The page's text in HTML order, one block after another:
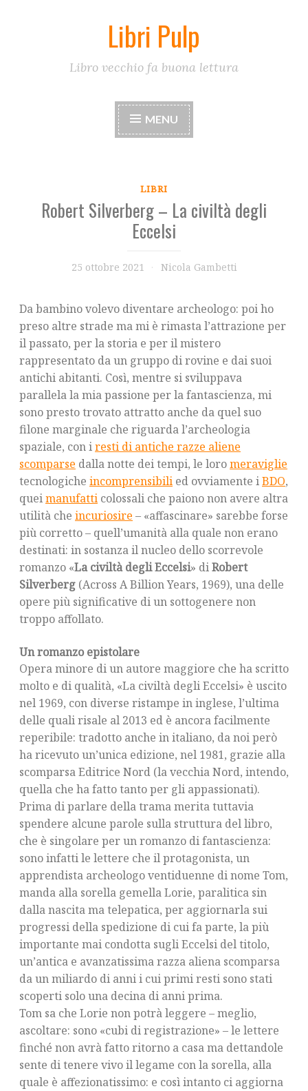
Libri Pulp
Libro vecchio fa buona lettura
MENU
LIBRI
Robert Silverberg – La civiltà degli
Eccelsi
25 ottobre 2021 Nicola Gambetti
Da bambino volevo diventare archeologo: poi ho
preso altre strade ma mi è rimasta l’attrazione per
il passato, per la storia e per il mistero
rappresentato da un gruppo di rovine e dai suoi
antichi abitanti. Così, mentre si sviluppava
parallela la mia passione per la fantascienza, mi
sono presto trovato attratto anche da quel suo
filone marginale che riguarda l’archeologia
spaziale, con iresti di antiche razze aliene
scomparse dalla notte dei tempi, le loromeraviglie
tecnologiche incomprensibili ed ovviamente iBDO,
queimanufatti colossali che paiono non avere altra
utilità che incuriosire – «affascinare» sarebbe forse
più corretto – quell’umanità alla quale non erano
destinati: in sostanza il nucleo dello scorrevole
romanzo «La civiltà degli Eccelsi» diRobert
Silverberg (Across A Billion Years, 1969), una delle
opere più significative di un sottogenere non
troppo affollato.
Un romanzo epistolare
Opera minore di un autore maggiore che ha scritto
molto e di qualità, «La civiltà degli Eccelsi» è uscito
nel 1969, con diverse ristampe in inglese, l’ultima
delle quali risale al 2013 ed è ancora facilmente
reperibile: tradotto anche in italiano, da noi però
ha ricevuto un’unica edizione, nel 1981, grazie alla
scomparsa Editrice Nord (la vecchia Nord, intendo,
quella che ha fatto tanto per gli appassionati).
Prima di parlare della trama merita tuttavia
spendere alcune parole sulla struttura del libro,
che è singolare per un romanzo di fantascienza:
sono infatti le lettere che il protagonista, un
apprendista archeologo ventiduenne di nome Tom,
manda alla sorella gemella Lorie, paralitica sin
dalla nascita ma telepatica, per aggiornarla sui
progressi della spedizione di cui fa parte, la più
importante mai condotta sugli Eccelsi del titolo,
un’antica e avanzatissima razza aliena scomparsa
da un miliardo di anni i cui primi resti sono stati
scoperti solo una decina di anni prima.
Tom sa che Lorie non potrà leggere – meglio,
ascoltare: sono «cubi di registrazione» – le lettere
finché non avrà fatto ritorno a casa ma dettandole
sente di tenere vivo il legame con la sorella, alla
quale è affezionatissimo: e così intanto ci aggiorna